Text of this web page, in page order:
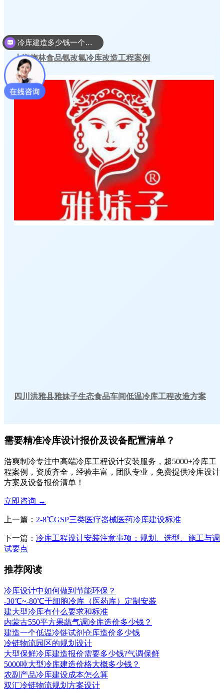
上海梅林食品氨改氟冷库改造工程案例
四川洪雅县雅妹子生态食品车间低温冷库工程改造方案
需要精准冷库设计报价及设备配置清单？
浩爽制冷专注中高端冷库工程设计安装服务，超5000+冷库工
程案例，资质齐全，经验丰富，团队专业，免费提供冷库设计
方案及设备报价清单！
立即咨询 →
上一篇： 2-8℃GSP三类医疗器械医药冷库建设标准
下一篇： 冷库工程设计安装注意事项：规划、选型、施工与调
试要点
推荐阅读
冷库设计中如何做到节能环保？
-30℃~-80℃干细胞冷库（医药库）定制安装
建大型冷库有什么要求和标准
内蒙古550平方果蔬气调冷库造价多少钱？
建造一个低温冷链试剂仓库造价多少钱
冷链物流园区的规划设计
大型保鲜冷库建造报价需要多少钱?气调保鲜
5000吨大型冷库建造价格大概多少钱？
农副产品冷库建设成本怎么算
双汇冷链物流规划方案设计
冷库建造设计方案